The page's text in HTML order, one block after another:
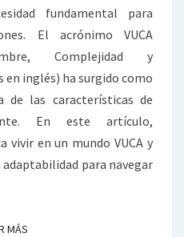
DE
LA
INCERTIDUMBRE
fundamental para
El acrónimo VUCA
Complejidad y
en inglés) ha surgido como
de las características de
En este artículo,
vivir en un mundo VUCA y
para navegar
MÁSLEER MÁS